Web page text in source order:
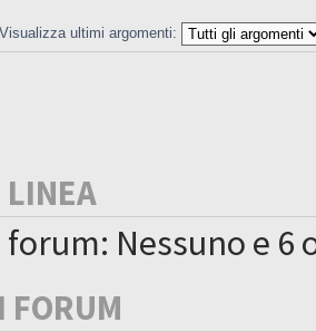
Visualizza ultimi argomenti:
LINEA
Nessuno e 6
FORUM